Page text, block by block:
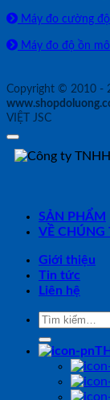
Máy đo cường
Máy đo độ ồn
Copyright © 2010 -
VIỆT JSC
SẢN PHẨM
VỀ CHÚNG
Giới thiệu
Tin tức
Liên hệ
Tìm
kiếm: